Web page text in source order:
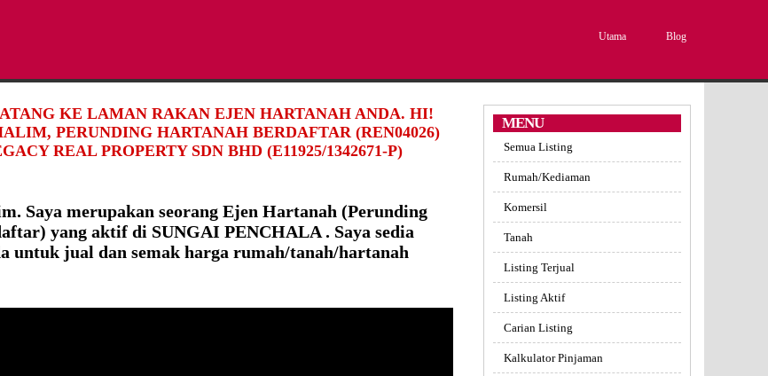
Utama Blog
KE LAMAN RAKAN EJEN HARTANAH ANDA. HI!
PERUNDING HARTANAH BERDAFTAR (REN04026)
REAL PROPERTY SDN BHD (E11925/1342671-P)
Saya merupakan seorang Ejen Hartanah (Perunding
yang aktif di SUNGAI PENCHALA . Saya sedia
untuk jual dan semak harga rumah/tanah/hartanah
MENU
Semua Listing
Rumah/Kediaman
Komersil
Tanah
Listing Terjual
Listing Aktif
Carian Listing
Kalkulator Pinjaman